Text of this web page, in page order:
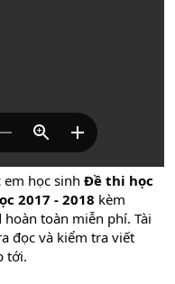
học sinh Đề thi học
2017 - 2018 kèm
toàn miễn phí. Tài
đọc và kiểm tra viết
tới.